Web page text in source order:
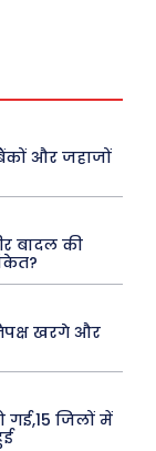
और जहाजों
बादल की
खरगे और
गई,15 जिलों में